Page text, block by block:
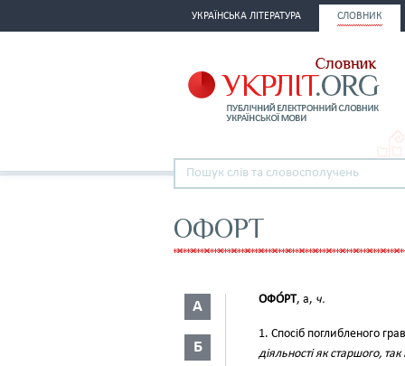
УКРАЇНСЬКА ЛІТЕРАТУРА СЛОВНИК
ОФОРТ
А
Б
ОФО́РТ, а, ч.
1. Спосіб поглибленого
діяльності як старшого,